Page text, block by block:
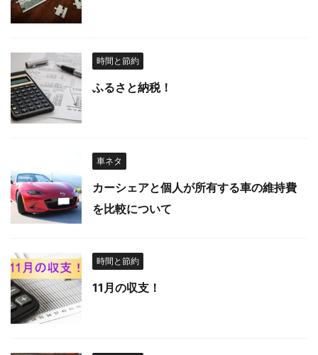
時間と節約
ふるさと納税！
車ネタ
カーシェアと個人が所有する車の維持費
を比較について
時間と節約
11月の収支！